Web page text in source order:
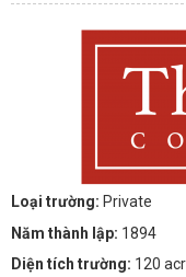
Loại trường: Private
Năm thành lập: 1894
Diện tích trường: 120